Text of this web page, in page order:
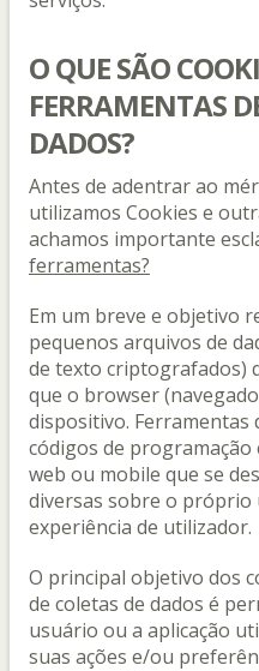
O QUE SÃO
FERRAMENTAS
DADOS?
Antes de adentrar ao
utilizamos Cookies e
achamos importante
ferramentas?
Em um breve e objetivo
pequenos arquivos de
de texto criptografados)
que o browser
dispositivo. Ferramentas
códigos de programação
web ou mobile que se
diversas sobre o próprio
experiência de utilizador.
O principal objetivo dos
de coletas de dados é
usuário ou a aplicação
suas ações e/ou